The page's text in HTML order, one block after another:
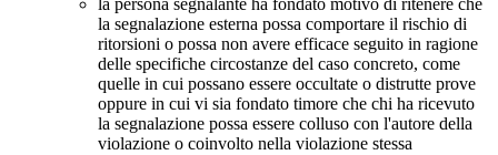
la persona segnalante ha fondato motivo di ritenere che
la segnalazione esterna possa comportare il rischio di
ritorsioni o possa non avere efficace seguito in ragione
delle specifiche circostanze del caso concreto, come
quelle in cui possano essere occultate o distrutte prove
oppure in cui vi sia fondato timore che chi ha ricevuto
la segnalazione possa essere colluso con l'autore della
violazione o coinvolto nella violazione stessa